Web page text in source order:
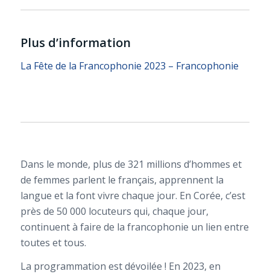
Plus d’information
La Fête de la Francophonie 2023 – Francophonie
Dans le monde, plus de 321 millions d’hommes et
de femmes parlent le français, apprennent la
langue et la font vivre chaque jour. En Corée, c’est
près de 50 000 locuteurs qui, chaque jour,
continuent à faire de la francophonie un lien entre
toutes et tous.
La programmation est dévoilée ! En 2023, en